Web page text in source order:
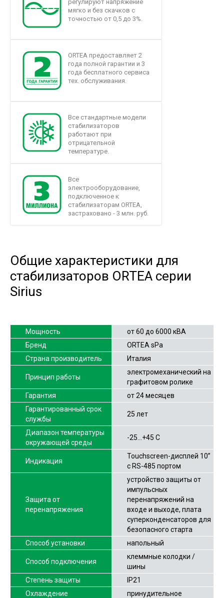
регулируют напряжение
мягко и без скачков с
точностью от 0,5 до 3%.
ORTEA предоставляет 2
года полной гарантии и 3
года бесплатного сервиса
тех. обслуживания.
Все стандартные модели
стабилизаторов
работают при
отрицательной
температуре.
Все
электрооборудование,
подключенное к
стабилизаторам ORTEA,
застраховано - 3 млн. руб.
Общие характеристики для
стабилизаторов ORTEA серии
Sirius
Мощность
от 60 до 6000 кВА
Бренд
ORTEA sPa
Страна производитель
Италия
Принцип работы
электромеханический на
графитовом ролике
Гарантия
от 24 месяцев
Гарантированный срок
службы
25 лет
Диапазон температуры
окружающей среды
-25…+45 С
Индикация
Touchscreen-дисплей 10”
с RS-485 портом
Защита от
перенапряжения
устройство защиты от
импульсных
перенапряжений на
входе и выходе, плата
суперконденсаторов для
безопасного старта
Способ установки
напольный
Способ подключения
клеммные колодки /
шины
Степень защиты
IP21
Охлаждение
принудительное